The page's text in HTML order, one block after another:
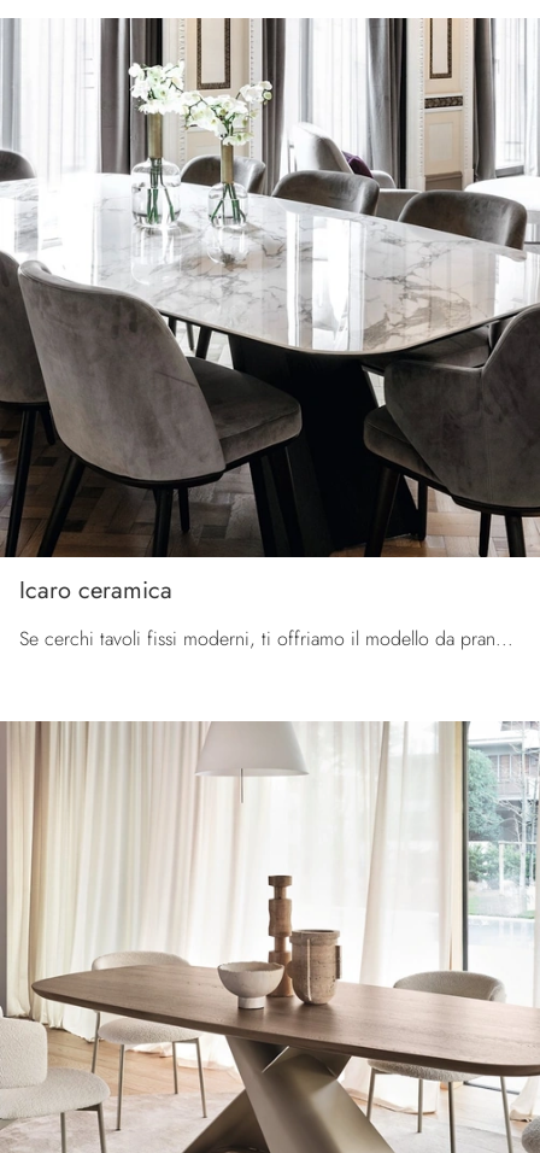
Icaro ceramica
Se cerchi tavoli fissi moderni, ti offriamo il modello da pranzo in ceramica Icaro ceramica della firma Calligaris.